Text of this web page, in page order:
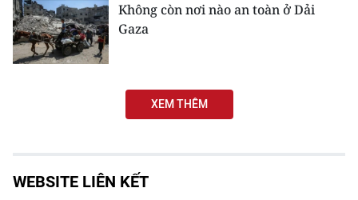
Không còn nơi nào an toàn ở Dải
Gaza
XEM THÊM
WEBSITE LIÊN KẾT